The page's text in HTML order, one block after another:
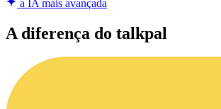
a IA mais avançada
A diferença do talkpal